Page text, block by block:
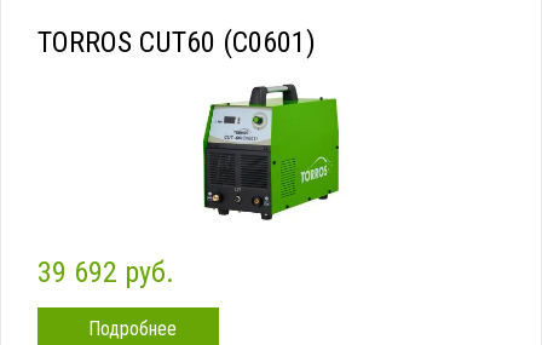
TORROS CUT60 (C0601)
39 692 руб.
Подробнее